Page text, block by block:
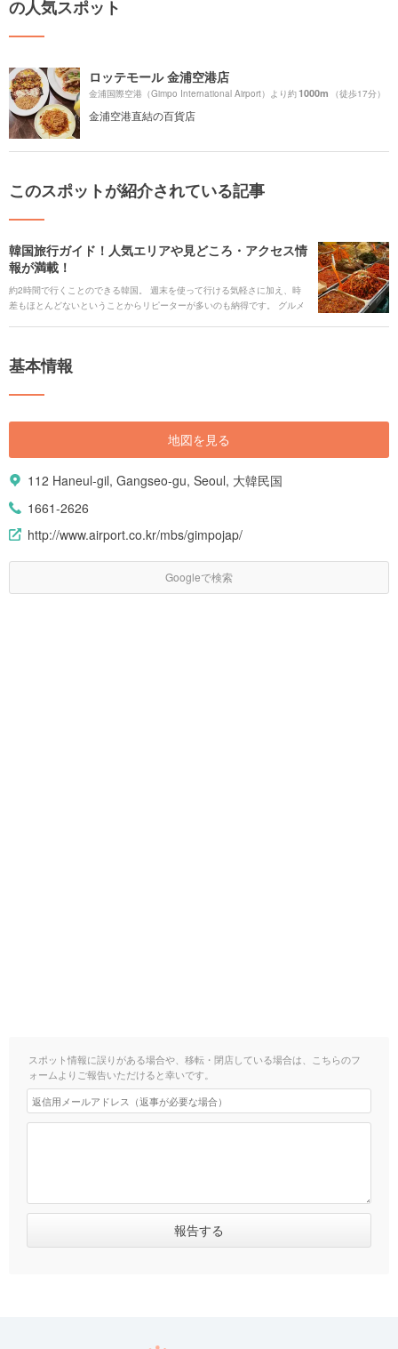
の人気スポット
ロッテモール 金浦空港店
金浦国際空港（Gimpo International Airport）より約1000m （徒歩17分）
金浦空港直結の百貨店
このスポットが紹介されている記事
韓国旅行ガイド！人気エリアや見どころ・アクセス情
報が満載！
約2時間で行くことのできる韓国。 週末を使って行ける気軽さに加え、時
差もほとんどないということからリピーターが多いのも納得です。 グルメ
基本情報
地図を見る
112 Haneul-gil, Gangseo-gu, Seoul, 大韓民国
1661-2626
http://www.airport.co.kr/mbs/gimpojap/
Googleで検索
スポット情報に誤りがある場合や、移転・閉店している場合は、こちらのフ
ォームよりご報告いただけると幸いです。